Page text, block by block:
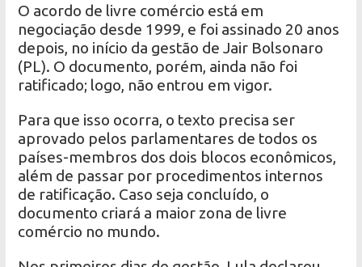
O acordo de livre comércio está em
negociação desde 1999, e foi assinado 20 anos
depois, no início da gestão de Jair Bolsonaro
(PL). O documento, porém, ainda não foi
ratificado; logo, não entrou em vigor.
Para que isso ocorra, o texto precisa ser
aprovado pelos parlamentares de todos os
países-membros dos dois blocos econômicos,
além de passar por procedimentos internos
de ratificação. Caso seja concluído, o
documento criará a maior zona de livre
comércio no mundo.